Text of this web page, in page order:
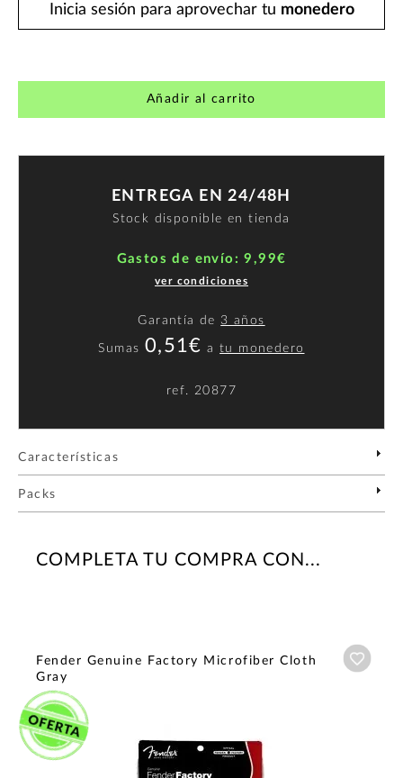
Inicia sesión para aprovechar tu monedero
Añadir al carrito
ENTREGA EN 24/48H
Stock disponible en tienda
Gastos de envío: 9,99€
ver condiciones
Garantía de 3 años
Sumas 0,51€ atu monedero
ref. 20877
Características
Packs
COMPLETA TU COMPRA CON...
Fender Genuine Factory Microfiber Cloth
Gray